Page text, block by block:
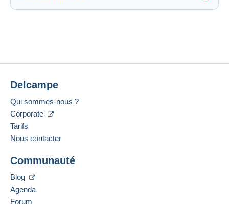
Delcampe
Qui sommes-nous ?
Corporate
Tarifs
Nous contacter
Communauté
Blog
Agenda
Forum